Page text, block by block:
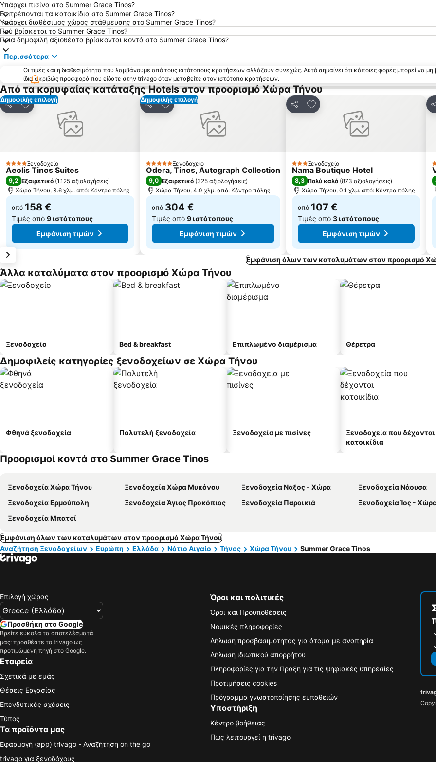
Υπάρχει πισίνα στο Summer Grace Tinos?
Επιτρέπονται τα κατοικίδια στο Summer Grace Tinos?
Υπάρχει διαθέσιμος χώρος στάθμευσης στο Summer Grace Tinos?
Πού βρίσκεται το Summer Grace Tinos?
Ποια δημοφιλή αξιοθέατα βρίσκονται κοντά στο Summer Grace Tinos?
Περισσότερα
Οι τιμές και η διαθεσιμότητα που λαμβάνουμε από τους ιστότοπους κρατήσεων αλλάζουν συνεχώς. Αυτό σημαίνει ότι κάποιες φορές μπορεί να μη
ίδια ακριβώς προσφορά που είδατε στην trivago όταν μεταβείτε στον ιστότοπο κρατήσεων.
Από τα κορυφαίας κατάταξης Hotels στον προορισμό Χώρα Τήνου
Δημοφιλής επιλογή
Κοινοποίηση
Προσθήκη στα αγαπημένα
4 ΑστέριαΞενοδοχείο
Aeolis Tinos Suites
9,2 Εξαιρετικό (1.125 αξιολογήσεις)
Χώρα Τήνου, 3.6 χλμ. από: Κέντρο πόλης
από 158 €
Τιμές από 9 ιστότοπους
Εμφάνιση τιμών
Δημοφιλής επιλογή
Κοινοποίηση
Προσθήκη στα αγαπημένα
5 ΑστέριαΞενοδοχείο
Odera, Tinos, Autograph Collection
9,0 Εξαιρετικό (325 αξιολογήσεις)
Χώρα Τήνου, 4.0 χλμ. από: Κέντρο πόλης
από 304 €
Τιμές από 9 ιστότοπους
Εμφάνιση τιμών
Κοινοποίηση
Προσθήκη στα αγαπημένα
3 ΑστέριαΞενοδοχείο
Nama Boutique Hotel
8,3 Πολύ καλό (873 αξιολογήσεις)
Χώρα Τήνου, 0.1 χλμ. από: Κέντρο πόλης
από 107 €
Τιμές από 3 ιστότοπους
Εμφάνιση τιμών
Εμφάνιση όλων των καταλυμάτων στον προορισμό
Άλλα καταλύματα στον προορισμό Χώρα Τήνου
Ξενοδοχείο Bed & breakfast Επιπλωμένο διαμέρισμα Θέρετρα
Δημοφιλείς κατηγορίες ξενοδοχείων σε Χώρα Τήνου
Φθηνά ξενοδοχεία Πολυτελή ξενοδοχεία Ξενοδοχεία με πισίνες
Ξενοδοχεία που δέχονται
κατοικίδια
Προορισμοί κοντά στο Summer Grace Tinos
Ξενοδοχεία Χώρα Τήνου Ξενοδοχεία Χώρα Μυκόνου Ξενοδοχεία Νάξος - Χώρα
Ξενοδοχεία Νάουσα
Ξενοδοχεία Ερμούπολη
Ξενοδοχεία Άγιος Προκόπιος Ξενοδοχεία Παροικιά
Ξενοδοχεία Ίος -
Ξενοδοχεία Μπατσί
Εμφάνιση όλων των καταλυμάτων στον προορισμό Χώρα Τήνου
Αναζήτηση Ξενοδοχείων
Ευρώπη Ελλάδα Νότιο Αιγαίο Τήνος Χώρα Τήνου Summer Grace Tinos
Επιλογή χώρας
Προσθήκη στο Google
Βρείτε εύκολα τα αποτελέσματά
μας: προσθέστε το trivago ως
προτιμώμενη πηγή στο Google.
Εταιρεία
Σχετικά με εμάς
Θέσεις Εργασίας
Επενδυτικές σχέσεις
Τύπος
Τα προϊόντα μας
Εφαρμογή (app) trivago - Αναζήτηση on the go
trivago για ξενοδόχους
Όροι και πολιτικές
Όροι και Προϋποθέσεις
Νομικές πληροφορίες
Δήλωση προσβασιμότητας για άτομα με αναπηρία
Δήλωση ιδιωτικού απορρήτου
Πληροφορίες για την Πράξη για τις ψηφιακές υπηρεσίες
Προτιμήσεις cookies
Πρόγραμμα γνωστοποίησης ευπαθειών
Υποστήριξη
Κέντρο βοήθειας
Πώς λειτουργεί η trivago